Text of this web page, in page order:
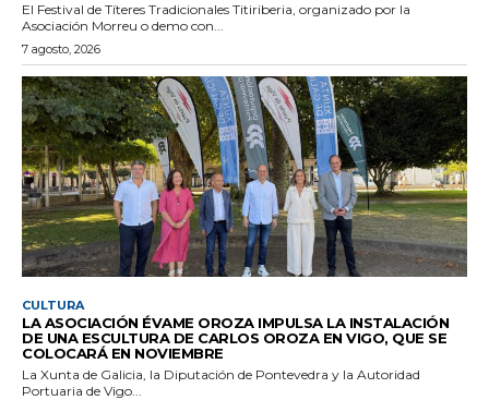
El Festival de Títeres Tradicionales Titiriberia, organizado por la
Asociación Morreu o demo con...
7 agosto, 2026
CULTURA
LA ASOCIACIÓN ÉVAME OROZA IMPULSA LA INSTALACIÓN
DE UNA ESCULTURA DE CARLOS OROZA EN VIGO, QUE SE
COLOCARÁ EN NOVIEMBRE
La Xunta de Galicia, la Diputación de Pontevedra y la Autoridad
Portuaria de Vigo...